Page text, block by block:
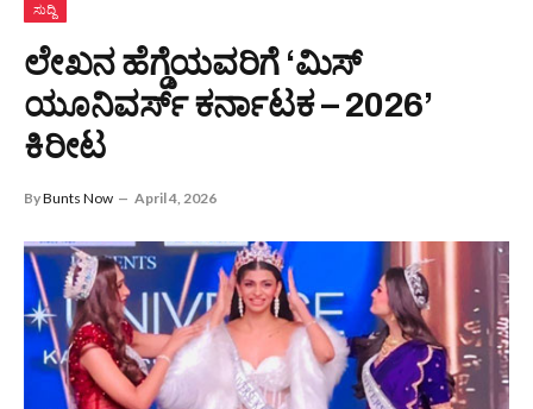
ಸುದ್ದಿ
ಲೇಖನ ಹೆಗ್ಡೆಯವರಿಗೆ ‘ಮಿಸ್
ಯೂನಿವರ್ಸ್ ಕರ್ನಾಟಕ – 2026’
ಕಿರೀಟ
ByBunts Now April 4, 2026